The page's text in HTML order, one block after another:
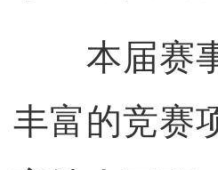
本届赛事
丰富的竞赛